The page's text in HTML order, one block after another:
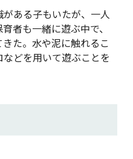
ある子もいたが、一人
者も一緒に遊ぶ中で、
た。水や泥に触れるこ
どを用いて遊ぶことを